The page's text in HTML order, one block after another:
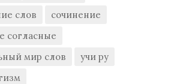
слов
сочинение
согласные
мир слов
учи ру